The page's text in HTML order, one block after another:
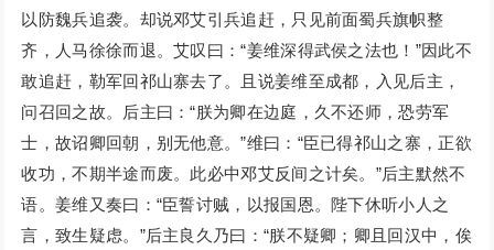
以防魏兵追袭。却说邓艾引兵追赶，只见前面蜀兵旗帜整
齐，人马徐徐而退。艾叹曰：“姜维深得武侯之法也！”因此不
敢追赶，勒军回祁山寨去了。且说姜维至成都，入见后主，
问召回之故。后主曰：“朕为卿在边庭，久不还师，恐劳军
士，故诏卿回朝，别无他意。”维曰：“臣已得祁山之寨，正欲
收功，不期半途而废。此必中邓艾反间之计矣。”后主默然不
语。姜维又奏曰：“臣誓讨贼，以报国恩。陛下休听小人之
言，致生疑虑。”后主良久乃曰：“朕不疑卿；卿且回汉中，俟